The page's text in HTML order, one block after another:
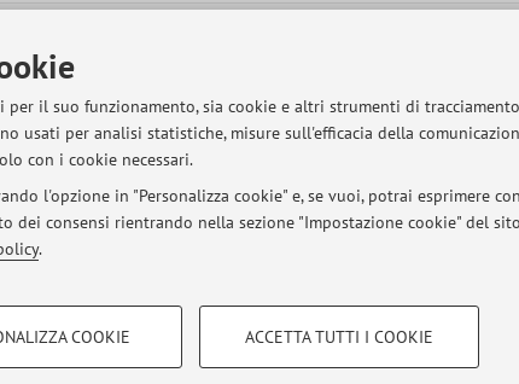
per il suo funzionamento, sia cookie e altri strumenti di
usati per analisi statistiche, misure sull'efficacia della
con i cookie necessari.
l'opzione in "Personalizza cookie" e, se vuoi, potrai esprimere
dei consensi rientrando nella sezione "Impostazione cookie" del
.
COOKIE TECNICI -
COOKIE ACCETTA TUTTI I COOKIE
3, pp. 1 - 13 [articolo]
application of statutes and regulations
, in: Italian National
Law - Asunción 2022, Napoli, ESI, 2022, pp. 585 - 603
- Università di Bologna - Via Zamboni, 33 - 40126 Bologna - Partita IVA: